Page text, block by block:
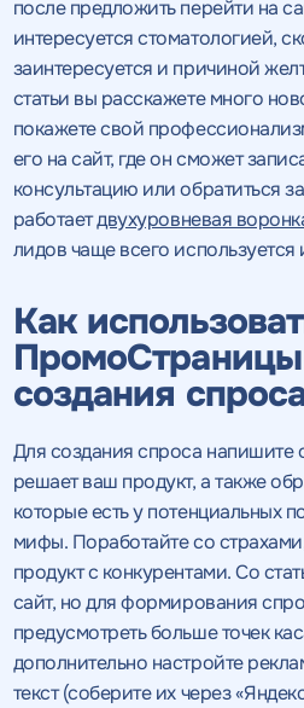
после предложить перейти на
интересуется стоматологией,
заинтересуется и причиной
статьи вы расскажете много
покажете свой
его на сайт, где он сможет
консультацию или обратиться
работаетдвухуровневая
лидов чаще всего используется
Как
создания
Для создания спроса напишите
решает ваш продукт, а также
которые есть у потенциальных
мифы. Поработайте со
продукт с конкурентами. Со
сайт, но для формирования
предусмотреть больше точек
дополнительно настройте
текст (соберите их через